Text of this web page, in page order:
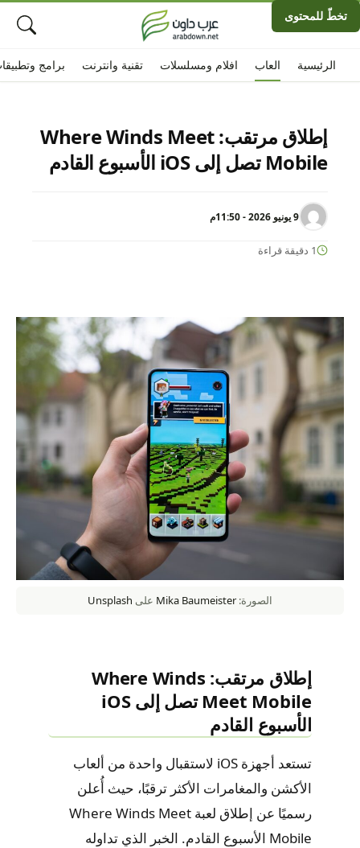
تخطّ للمحتوى
الرئيسية افلام ومسلسلات تقنية وانترنت العاب برامج
إطلاق مرتقب: Where Winds Meet
Mobile تصل إلى iOS الأسبوع القادم
9 يونيو 2026 - 11:50م
1 دقيقة قراءة
الصورة: Mika Baumeister على Unsplash
إطلاق مرتقب: Where Winds
Meet Mobile تصل إلى iOS
الأسبوع القادم
تستعد أجهزة iOS لاستقبال واحدة من ألعاب
الأكشن والمغامرات الأكثر ترقبًا، حيث أُعلن
رسميًا عن إطلاق لعبة Where Winds Meet
Mobile الأسبوع القادم. الخبر الذي تداوله